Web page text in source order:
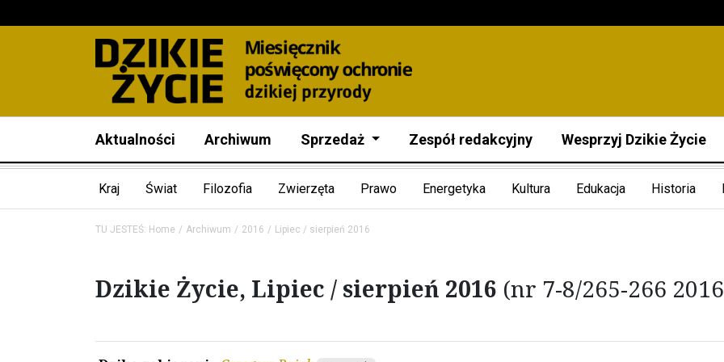
Aktualności Archiwum Sprzedaż Zespół redakcyjny Wesprzyj Dzikie Życie
Kraj Świat Filozofia Zwierzęta Prawo Energetyka Kultura Edukacja Historia
TU JESTEŚ: Home Archiwum 2016 Lipiec / sierpień 2016
Dzikie Życie, Lipiec / sierpień 2016 (nr 7-8/265-266